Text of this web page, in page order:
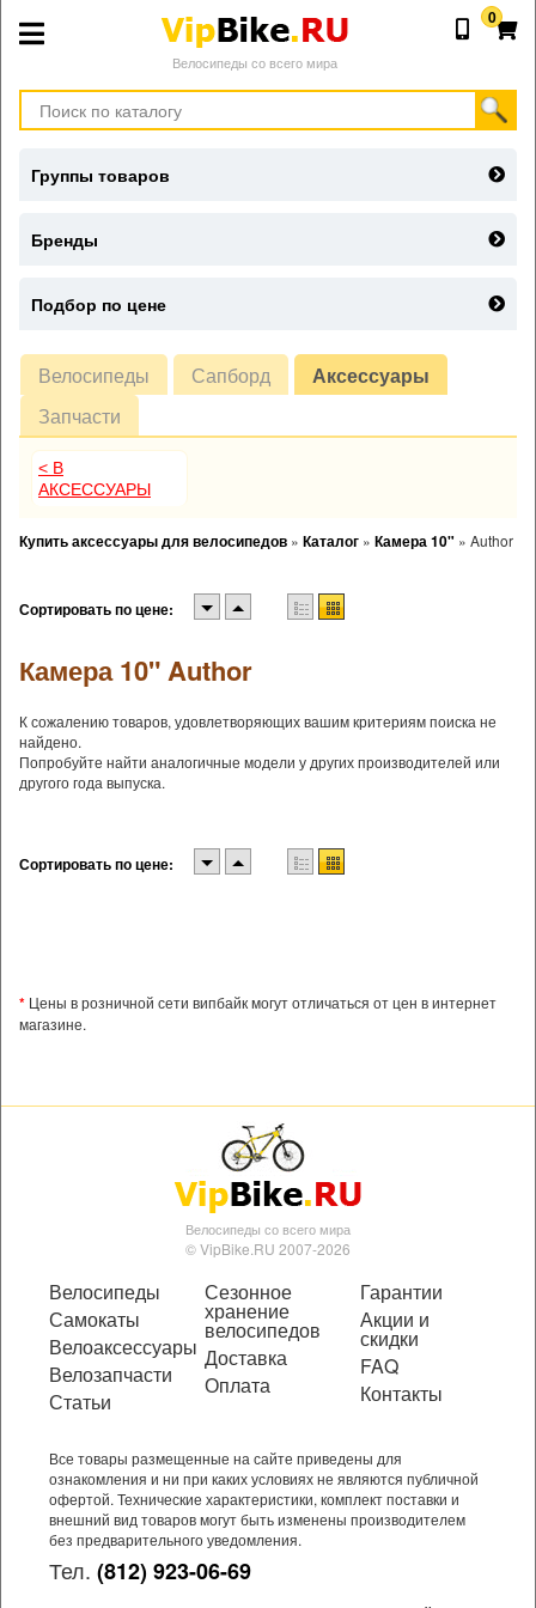
Велосипеды со всего мира
0
Велосипеды Сапборд
Аксессуары
Запчасти
< В
АКСЕССУАРЫ
Купить аксессуары для велосипедов » Каталог » Камера 10" » Author
Сортировать по цене:
Камера 10" Author
К сожалению товаров, удовлетворяющих вашим критериям поиска не
найдено.
Попробуйте найти аналогичные модели у других производителей или
другого года выпуска.
Сортировать по цене:
* Цены в розничной сети випбайк могут отличаться от цен в интернет
магазине.
Группы товаров
Бренды
Подбор по цене
Велосипеды со всего мира
© VipBike.RU 2007-2026
Велосипеды
Самокаты
Велоаксессуары
Велозапчасти
Статьи
Сезонное
хранение
велосипедов
Доставка
Оплата
Гарантии
Акции и
скидки
FAQ
Контакты
Все товары размещенные на сайте приведены для
ознакомления и ни при каких условиях не являются публичной
офертой. Технические характеристики, комплект поставки и
внешний вид товаров могут быть изменены производителем
без предварительного уведомления.
Тел. (812) 923-06-69